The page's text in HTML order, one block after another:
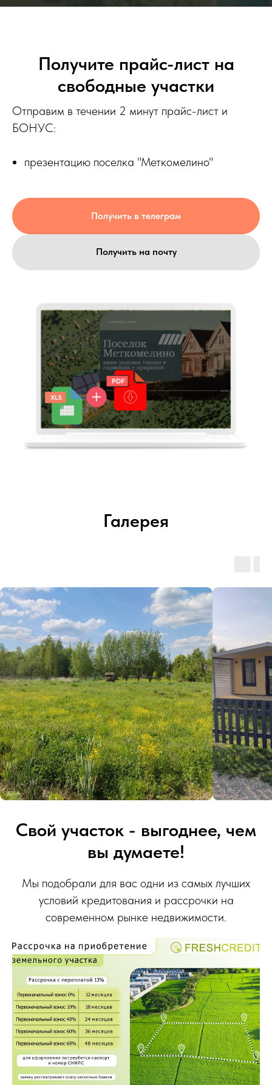
Получите прайс-лист на
свободные участки
Отправим в течении 2 минут прайс-лист и
БОНУС:
презентацию поселка "Меткомелино"
Получить в телеграм
Получить на почту
Галерея
Свой участок - выгоднее, чем
вы думаете!
Мы подобрали для вас одни из самых лучших
условий кредитования и рассрочки на
современном рынке недвижимости.